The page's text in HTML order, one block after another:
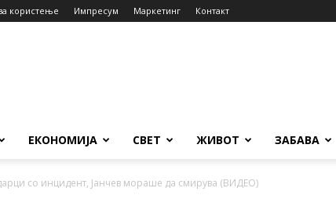
користење Импресум Маркетинг Контакт
ЕКОНОМИЈА СВЕТ ЖИВОТ ЗАБАВА
со инцидент, Јанчев мораше да смирува (ВИДЕО)